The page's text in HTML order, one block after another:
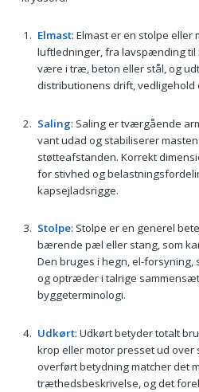
Elmast: Elmast er en stolpe
luftledninger, fra lavspænding til
være i træ, beton eller stål, og
distributionens drift,
Saling: Saling er tværgående
vant udad og stabiliserer
støtteafstanden. Korrekt
for stivhed og
kapsejladsrigge.
Stolpe: Stolpe er en generel
bærende pæl eller stang, som
Den bruges i hegn, el-
og optræder i talrige
byggeterminologi.
Udkørt: Udkørt betyder totalt
krop eller motor presset ud over
overført betydning matcher det
træthedsbeskrivelse, og det